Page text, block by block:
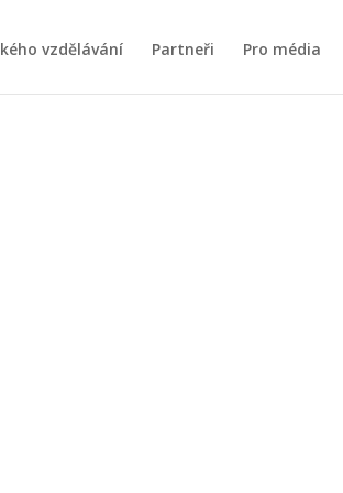
vzdělávání Partneři Pro média